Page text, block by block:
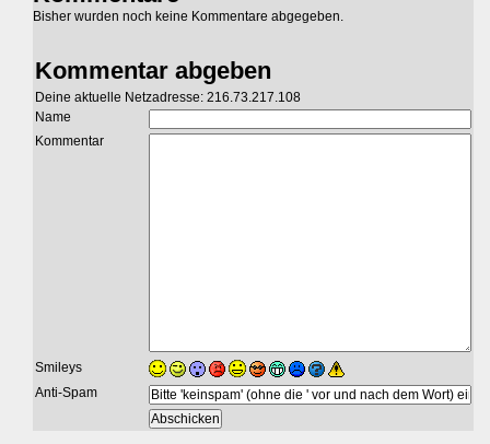
Bisher wurden noch keine Kommentare abgegeben.
Kommentar abgeben
Deine aktuelle Netzadresse: 216.73.217.108
Name
Kommentar
Smileys
Anti-Spam